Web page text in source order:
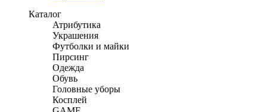
Каталог
Атрибутика
Украшения
Футболки и майки
Пирсинг
Одежда
Обувь
Головные уборы
Косплей